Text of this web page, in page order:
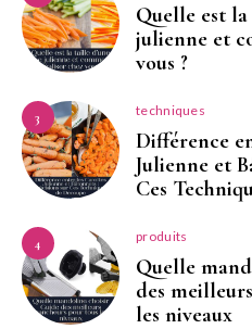
Quelle est
julienne et
vous ?
3 techniques
Différence
Julienne et
Ces
4 produits
Quelle
des
les niveaux